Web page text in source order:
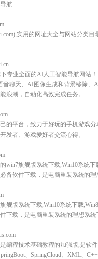
航
实用的网址大全与网站分类
专业全面的AI人工智能导航网站
聊天、AI图像生成和背景移除
浪潮，自动化高效完成任务。
的平台，致力于好玩的手机游戏
发者、游戏爱好者交流心得。
win7旗舰版系统下载,Win10系统
备软件下载，是电脑重装系统的
舰版系统下载,Win10系统下载
下载，是电脑重装系统的理想系
是编程技术基础教程的加强版,是软
、SpringCloud、XML、